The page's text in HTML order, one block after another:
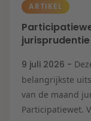
ARTIKEL
9 juli 2026 -
belangrijkste
van de maand
Participatiewet.